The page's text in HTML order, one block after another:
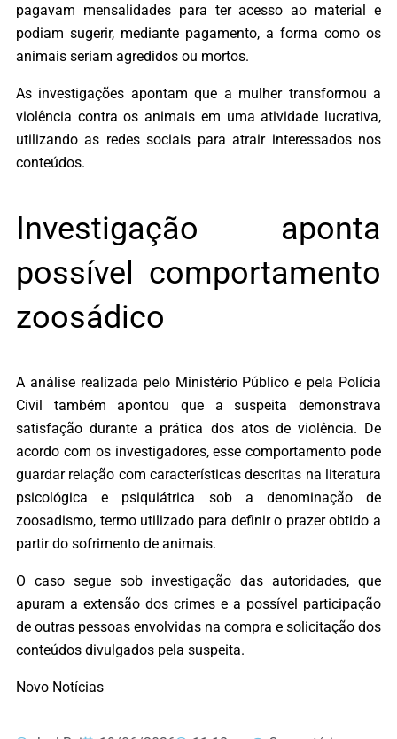
pagavam mensalidades para ter acesso ao material e
podiam sugerir, mediante pagamento, a forma como os
animais seriam agredidos ou mortos.
As investigações apontam que a mulher transformou a
violência contra os animais em uma atividade lucrativa,
utilizando as redes sociais para atrair interessados nos
conteúdos.
Investigação aponta
possível comportamento
zoosádico
A análise realizada pelo Ministério Público e pela Polícia
Civil também apontou que a suspeita demonstrava
satisfação durante a prática dos atos de violência. De
acordo com os investigadores, esse comportamento pode
guardar relação com características descritas na literatura
psicológica e psiquiátrica sob a denominação de
zoosadismo, termo utilizado para definir o prazer obtido a
partir do sofrimento de animais.
O caso segue sob investigação das autoridades, que
apuram a extensão dos crimes e a possível participação
de outras pessoas envolvidas na compra e solicitação dos
conteúdos divulgados pela suspeita.
Novo Notícias